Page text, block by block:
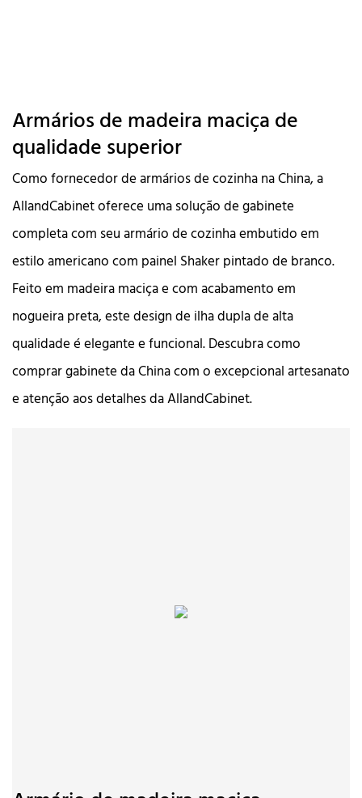
Armários de madeira maciça de
qualidade superior
Como fornecedor de armários de cozinha na China, a
AllandCabinet oferece uma solução de gabinete
completa com seu armário de cozinha embutido em
estilo americano com painel Shaker pintado de branco.
Feito em madeira maciça e com acabamento em
nogueira preta, este design de ilha dupla de alta
qualidade é elegante e funcional. Descubra como
comprar gabinete da China com o excepcional artesanato
e atenção aos detalhes da AllandCabinet.